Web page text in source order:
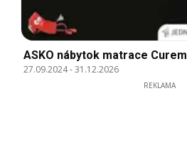
ASKO nábytok matrace Curem
27.09.2024-31.12.2026
REKLAMA